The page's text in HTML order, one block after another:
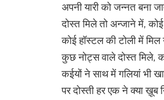
अपनी यारी को जन्नत बना
दोस्त मिले तो अन्जाने में, कोई
कोई हॉस्टल की टोली में मिल
कुछ नोट्स वाले दोस्त मिले,
कईयों ने साथ में गलियां भी
पर दोस्ती हर एक ने क्या